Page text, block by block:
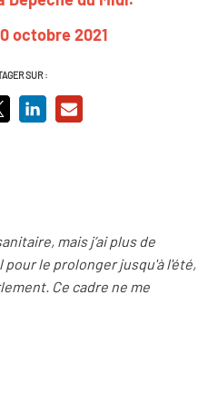
octobre 2021
SUR :
mais j’ai plus de
le prolonger jusqu'à l'été,
Ce cadre ne me